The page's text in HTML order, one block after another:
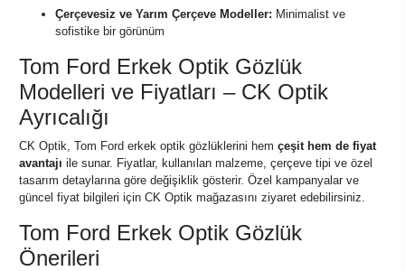
Çerçevesiz ve Yarım Çerçeve Modeller: Minimalist ve
sofistike bir görünüm
Tom Ford Erkek Optik Gözlük
Modelleri ve Fiyatları – CK Optik
Ayrıcalığı
CK Optik, Tom Ford erkek optik gözlüklerini hem çeşit hem de fiyat
avantajı ile sunar. Fiyatlar, kullanılan malzeme, çerçeve tipi ve özel
tasarım detaylarına göre değişiklik gösterir. Özel kampanyalar ve
güncel fiyat bilgileri için CK Optik mağazasını ziyaret edebilirsiniz.
Tom Ford Erkek Optik Gözlük
Önerileri